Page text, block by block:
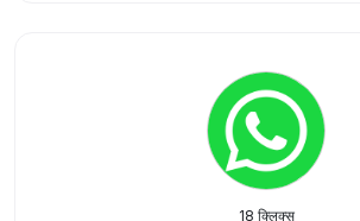
18 क्लिक्स